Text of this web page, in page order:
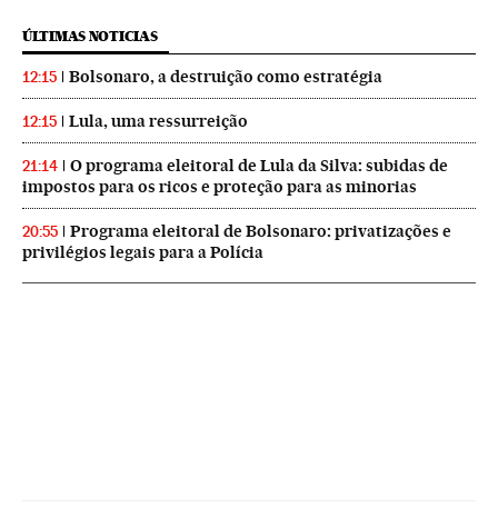
ÚLTIMAS NOTICIAS
12:15 Bolsonaro, a destruição como estratégia
12:15 Lula, uma ressurreição
21:14
O programa eleitoral de Lula da Silva: subidas de
impostos para os ricos e proteção para as minorias
20:55
Programa eleitoral de Bolsonaro: privatizações e
privilégios legais para a Polícia